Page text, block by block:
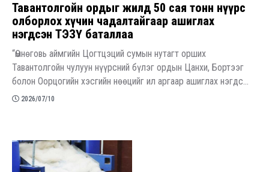
Тавантолгойн ордыг жилд 50 сая тонн нүүрс
олборлох хүчин чадалтайгаар ашиглах
нэгдсэн ТЭЗҮ баталлаа
“Өмнөговь аймгийн Цогтцэций сумын нутагт орших
Тавантолгойн чулуун нүүрсний бүлэг ордын Цанхи, Бортээг
болон Оорцогийн хэсгийн нөөцийг ил аргаар ашиглах нэгдс...
2026/07/10